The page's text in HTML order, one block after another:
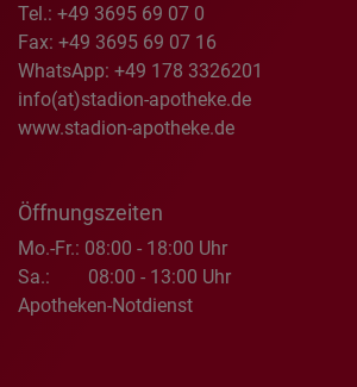
Tel.: +49 3695 69 07 0
Fax: +49 3695 69 07 16
WhatsApp: +49 178 3326201
info(at)stadion-apotheke.de
www.stadion-apotheke.de
Öffnungszeiten
Mo.-Fr.: 08:00 - 18:00 Uhr
Sa.: 08:00 - 13:00 Uhr
Apotheken-Notdienst